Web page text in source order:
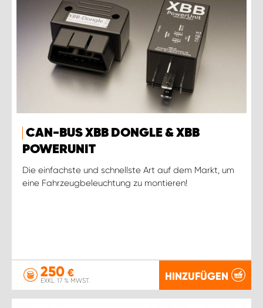
CAN-BUS XBB DONGLE & XBB
POWERUNIT
Die einfachste und schnellste Art auf dem Markt, um
eine Fahrzeugbeleuchtung zu montieren!
250 €
EXKL. 17 % MWST. HINZUFÜGEN